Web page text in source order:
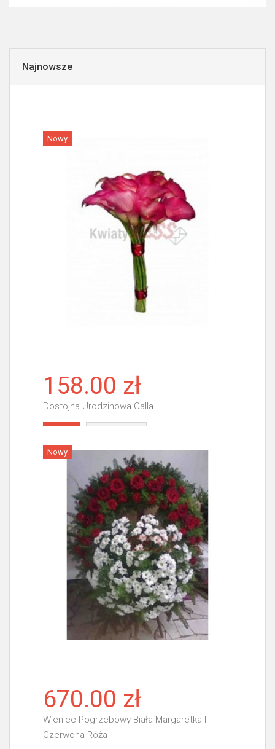
Najnowsze
Nowy
158.00 zł
Dostojna Urodzinowa Calla
Nowy
670.00 zł
Wieniec Pogrzebowy Biała Margaretka I
Czerwona Róża